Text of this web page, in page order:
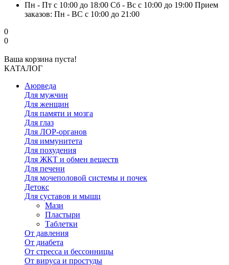
Пн - Пт с 10:00 до 18:00 Сб - Вс с 10:00 до 19:00 Прием
заказов: Пн - ВС с 10:00 до 21:00
0
0
Ваша корзина пуста!
КАТАЛОГ
Аюрведа
Для мужчин
Для женщин
Для памяти и мозга
Для глаз
Для ЛОР-органов
Для иммунитета
Для похудения
Для ЖКТ и обмен веществ
Для печени
Для мочеполовой системы и почек
Детокс
Для суставов и мышц
Мази
Пластыри
Таблетки
От давления
От диабета
От стресса и бессонницы
От вируса и простуды